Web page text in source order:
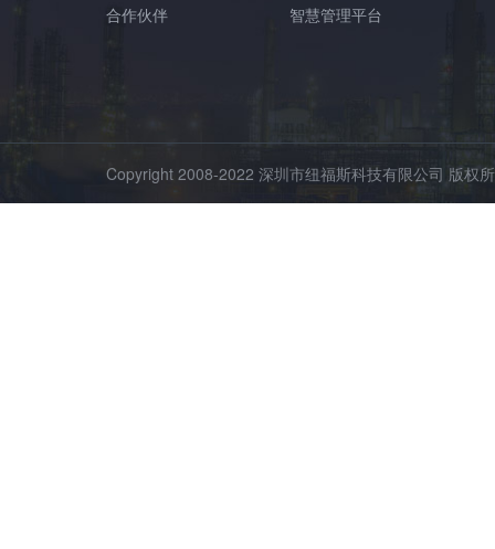
合作伙伴
智慧管理平台
Copyright 2008-2022 深圳市纽福斯科技有限公司 版